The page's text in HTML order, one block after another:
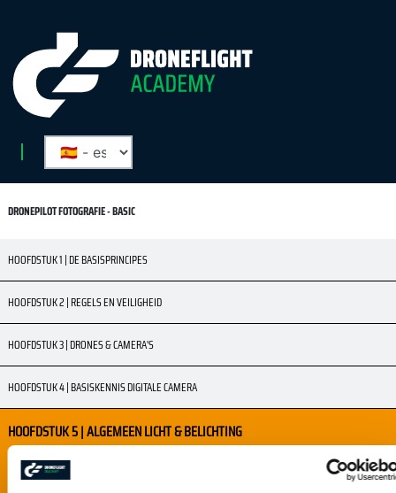
DRONEPILOT FOTOGRAFIE - BASIC
HOOFDSTUK 1 | DE BASISPRINCIPES
HOOFDSTUK 2 | REGELS EN VEILIGHEID
HOOFDSTUK 3 | DRONES & CAMERA'S
HOOFDSTUK 4 | BASISKENNIS DIGITALE CAMERA
HOOFDSTUK 5 | ALGEMEEN LICHT & BELICHTING
5.1 | DIAFRAGMA EN SCHERPTEDIEPTE
5.2 | SLUITERTIJD